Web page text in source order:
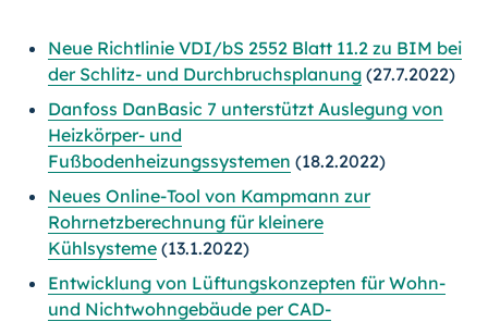
Neue Richtlinie VDI/bS 2552 Blatt 11.2 zu BIM bei
der Schlitz- und Durchbruchsplanung (27.7.2022)
Danfoss DanBasic 7 unterstützt Auslegung von
Heizkörper- und
Fußbodenheizungssystemen (18.2.2022)
Neues Online-Tool von Kampmann zur
Rohrnetzberechnung für kleinere
Kühlsysteme (13.1.2022)
Entwicklung von Lüftungskonzepten für Wohn-
und Nichtwohngebäude per CAD-